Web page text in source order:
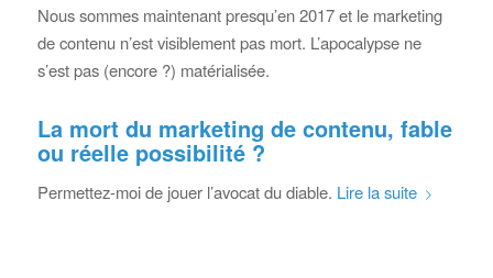
Nous sommes maintenant presqu’en 2017 et le marketing
de contenu n’est visiblement pas mort. L’apocalypse ne
s’est pas (encore ?) matérialisée.
La mort du marketing de contenu, fable
ou réelle possibilité ?
Permettez-moi de jouer l’avocat du diable. Lire la suite